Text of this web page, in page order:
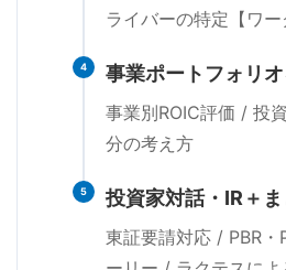
ライバーの特定【ワー
4 事業ポートフォリ
事業別ROIC評価 / 投
分の考え方
5 投資家対話・IR＋
東証要請対応 / PBR・